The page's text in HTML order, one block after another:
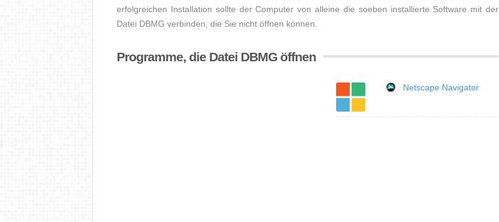
erfolgreichen Installation sollte der Computer von alleine die soeben installierte Software mit der
Datei DBMG verbinden, die Sie nicht öffnen können.
Programme, die Datei DBMG öffnen
Netscape Navigator